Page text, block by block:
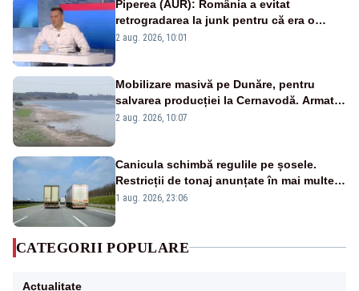
Piperea (AUR): România a evitat
retrogradarea la junk pentru că era o
catastrofă pentru bănci și fondurile de
2 aug. 2026, 10:01
Mobilizare masivă pe Dunăre, pentru
salvarea producției la Cernavodă. Armata
va detona o stâncă și va devia apa
2 aug. 2026, 10:07
Canicula schimbă regulile pe șosele.
Restricții de tonaj anunțate în mai multe
județe
1 aug. 2026, 23:06
CATEGORII POPULARE
Actualitate